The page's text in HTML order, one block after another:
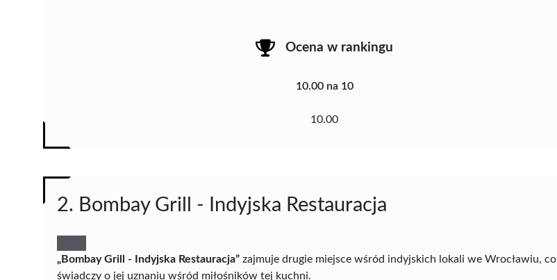
Ocena w rankingu
10.00 na 10
10.00
2. Bombay Grill - Indyjska Restauracja
„Bombay Grill - Indyjska Restauracja” zajmuje drugie miejsce wśród indyjskich lokali we Wrocławiu, co
świadczy o jej uznaniu wśród miłośników tej kuchni.